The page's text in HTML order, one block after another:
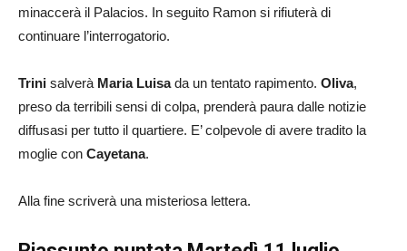
minaccerà il Palacios. In seguito Ramon si rifiuterà di
continuare l’interrogatorio.
Trini salverà Maria Luisada un tentato rapimento. Oliva,
preso da terribili sensi di colpa, prenderà paura dalle notizie
diffusasi per tutto il quartiere. E’ colpevole di avere tradito la
moglie con Cayetana.
Alla fine scriverà una misteriosa lettera.